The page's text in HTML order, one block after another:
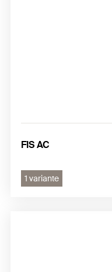
FIS AC
1 variante